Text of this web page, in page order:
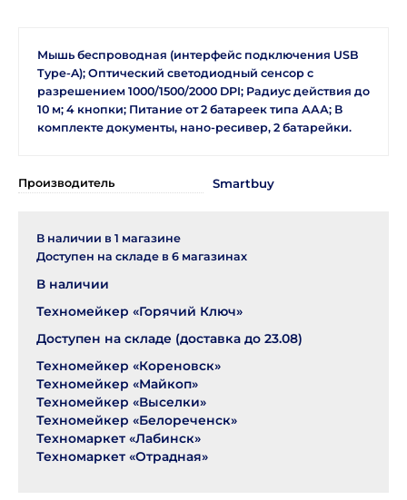
Мышь беспроводная (интерфейс подключения USB
Type-A); Оптический светодиодный сенсор с
разрешением 1000/1500/2000 DPI; Радиус действия до
10 м; 4 кнопки; Питание от 2 батареек типа ААА; В
комплекте документы, нано-ресивер, 2 батарейки.
Производитель Smartbuy
В наличии в 1 магазине
Доступен на складе в 6 магазинах
В наличии
Техномейкер «Горячий Ключ»
Доступен на складе (доставка до 23.08)
Техномейкер «Кореновск»
Техномейкер «Майкоп»
Техномейкер «Выселки»
Техномейкер «Белореченск»
Техномаркет «Лабинск»
Техномаркет «Отрадная»